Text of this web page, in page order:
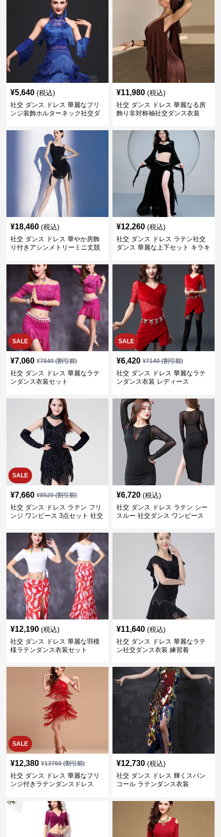
¥5,640 (税込)
社交 ダンス ドレス 華麗なフリ
ンジ装飾ホルターネック社交ダ
¥11,980 (税込)
社交 ダンス ドレス 華麗なる房
飾り非対称袖社交ダンス衣装
¥18,460 (税込)
社交 ダンス ドレス 華やか房飾
り付きアシンメトリーミニ丈競
¥12,260 (税込)
社交 ダンス ドレス ラテン社交
ダンス 華麗な上下セット キラキ
SALE
¥7,060 ¥7840(割引前)
社交 ダンス ドレス 華麗なラテ
ンダンス衣装セット
SALE
¥6,420 ¥7140(割引前)
社交 ダンス ドレス 華麗なラテ
ンダンス衣装 レディース
SALE
¥7,660 ¥8520(割引前)
社交 ダンス ドレス ラテン フリ
ンジ ワンピース 3点セット 社交
¥6,720 (税込)
社交 ダンス ドレス ラテン シー
スルー 社交ダンス ワンピース
¥12,190 (税込)
社交 ダンス ドレス 華麗な羽模
様ラテンダンス衣装セット
¥11,640 (税込)
社交 ダンス ドレス 華麗なラテ
ン社交ダンス衣装 練習着
SALE
¥12,380 ¥13760(割引前)
社交 ダンス ドレス 華麗なフリ
ンジ付きラテンダンスドレス
¥12,730 (税込)
社交 ダンス ドレス 輝くスパン
コール ラテンダンス衣装